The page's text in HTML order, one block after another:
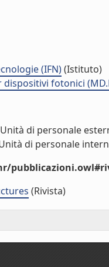
(IFN)(Istituto)
fotonici
di personale
di personale
(Rivista)